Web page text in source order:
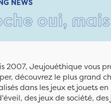
NEWS
rempli
2007, Jeujouéthique vous
découvrez le plus grand
dans les jeux et jouets
des jeux de société,